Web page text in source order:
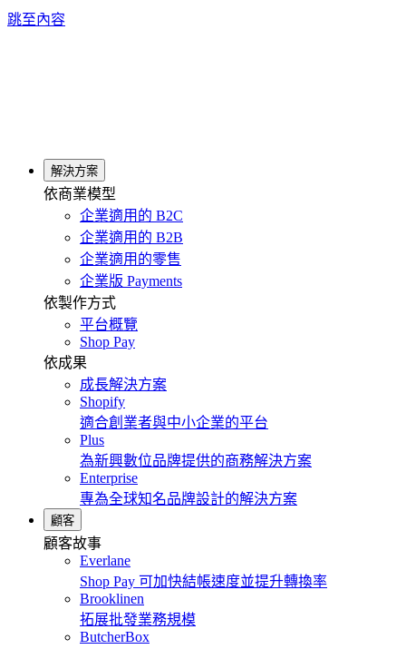
跳至內容
解決方案
依商業模型
企業適用的 B2C
企業適用的 B2B
企業適用的零售
企業版 Payments
依製作方式
平台概覽
Shop Pay
依成果
成長解決方案
Shopify
適合創業者與中小企業的平台
Plus
為新興數位品牌提供的商務解決方案
Enterprise
專為全球知名品牌設計的解決方案
顧客
顧客故事
Everlane
Shop Pay 可加快結帳速度並提升轉換率
Brooklinen
拓展批發業務規模
ButcherBox